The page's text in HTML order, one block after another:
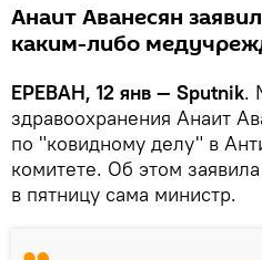
Анаит Аванесян
каким-либо
ЕРЕВАН, 12 янв — Sputnik.
здравоохранения Анаит
по "ковидному делу" в
комитете. Об этом
в пятницу сама министр.